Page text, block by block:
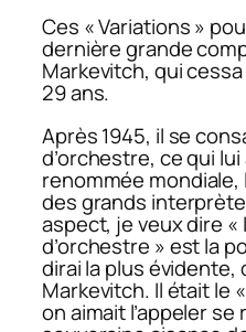
Ces « Variations »
dernière grande
Markevitch, qui
29 ans.
Après 1945, il se
d’orchestre, ce qui
renommée
des grands
aspect, je veux dire
d’orchestre » est la
dirai la plus évidente,
Markevitch. Il était le
on aimait l’appeler se